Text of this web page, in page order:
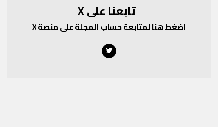
تابعنا على X
اضغط هنا لمتابعة حساب المجلة على منصة X
Twitter